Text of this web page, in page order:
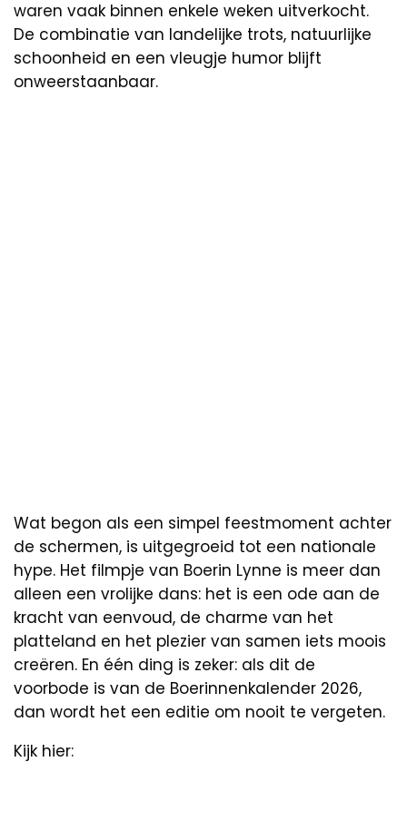
waren vaak binnen enkele weken uitverkocht.
De combinatie van landelijke trots, natuurlijke
schoonheid en een vleugje humor blijft
onweerstaanbaar.
Wat begon als een simpel feestmoment achter
de schermen, is uitgegroeid tot een nationale
hype. Het filmpje van Boerin Lynne is meer dan
alleen een vrolijke dans: het is een ode aan de
kracht van eenvoud, de charme van het
platteland en het plezier van samen iets moois
creëren. En één ding is zeker: als dit de
voorbode is van de Boerinnenkalender 2026,
dan wordt het een editie om nooit te vergeten.
Kijk hier: